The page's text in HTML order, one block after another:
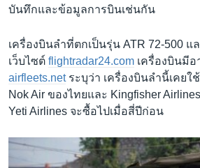
บันทึกและข้อมูลการบินเช่นกัน
เครื่องบินลำที่ตกเป็นรุ่น ATR 72-500 แ
เว็บไซต์ flightradar24.com เครื่องบินมีอ
airfleets.netระบุว่า เครื่องบินลำนี้เคยใ
Nok Air ของไทยและ Kingfisher
Yeti Airlines จะซื้อไปเมื่อสี่ปีก่อน